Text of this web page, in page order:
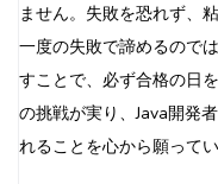
ません。失敗を恐れず、
一度の失敗で諦めるので
すことで、必ず合格の日
の挑戦が実り、Java開発
れることを心から願ってい